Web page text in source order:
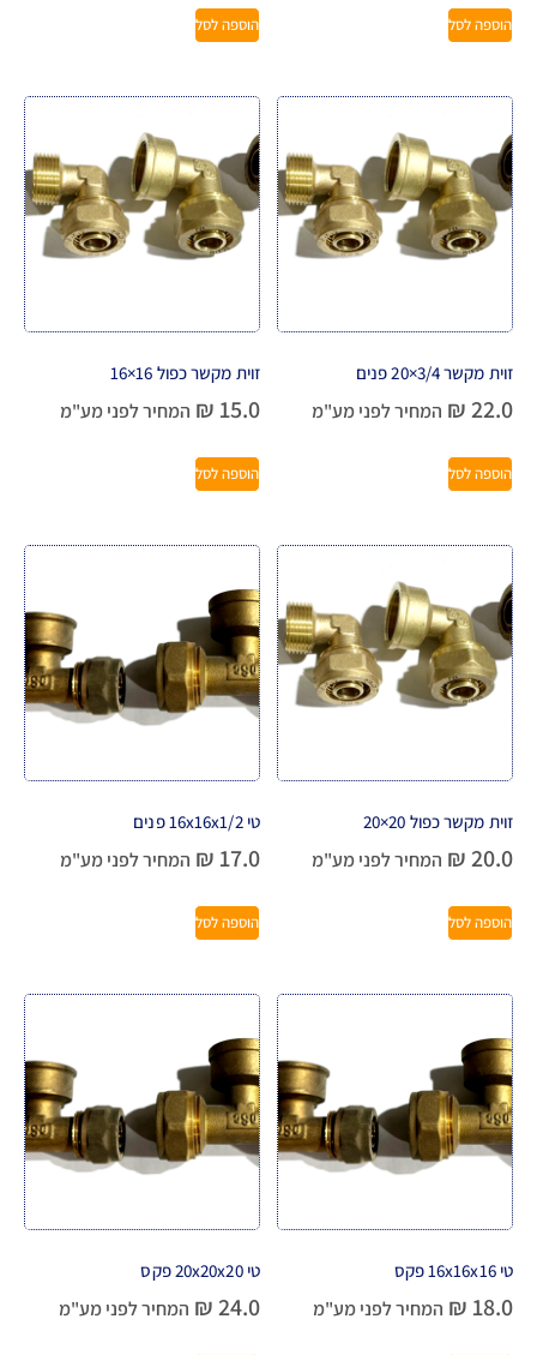
הוספה לסל הוספה לסל
זוית מקשר 3/4×20 פנים
₪22.0 המחיר לפני מע"מ
הוספה לסל
זוית מקשר כפול 16×16
₪ 15.0 המחיר לפני מע"מ
הוספה לסל
זוית מקשר כפול 20×20
₪20.0 המחיר לפני מע"מ
הוספה לסל
טי 16x16x1/2 פנים
₪ 17.0 המחיר לפני מע"מ
הוספה לסל
טי 16x16x16 פקס
₪ 18.0 המחיר לפני מע"מ
טי 20x20x20 פקס
₪24.0 המחיר לפני מע"מ